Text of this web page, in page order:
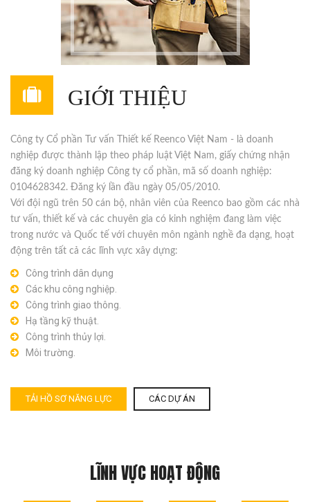
GIỚI THIỆU
Công ty Cổ phần Tư vấn Thiết kế Reenco Việt Nam - là doanh
nghiệp được thành lập theo pháp luật Việt Nam, giấy chứng nhận
đăng ký doanh nghiệp Công ty cổ phần, mã số doanh nghiệp:
0104628342. Đăng ký lần đầu ngày 05/05/2010.
Với đội ngũ trên 50 cán bộ, nhân viên của Reenco bao gồm các nhà
tư vấn, thiết kế và các chuyên gia có kinh nghiệm đang làm việc
trong nước và Quốc tế với chuyên môn ngành nghề đa dạng, hoạt
động trên tất cả các lĩnh vực xây dựng:
Công trình dân dụng
Các khu công nghiệp.
Công trình giao thông.
Hạ tầng kỹ thuật.
Công trình thủy lợi.
Môi trường.
TẢI HỒ SƠ NĂNG LỰC CÁC DỰ ÁN
LĨNH VỰC HOẠT ĐỘNG